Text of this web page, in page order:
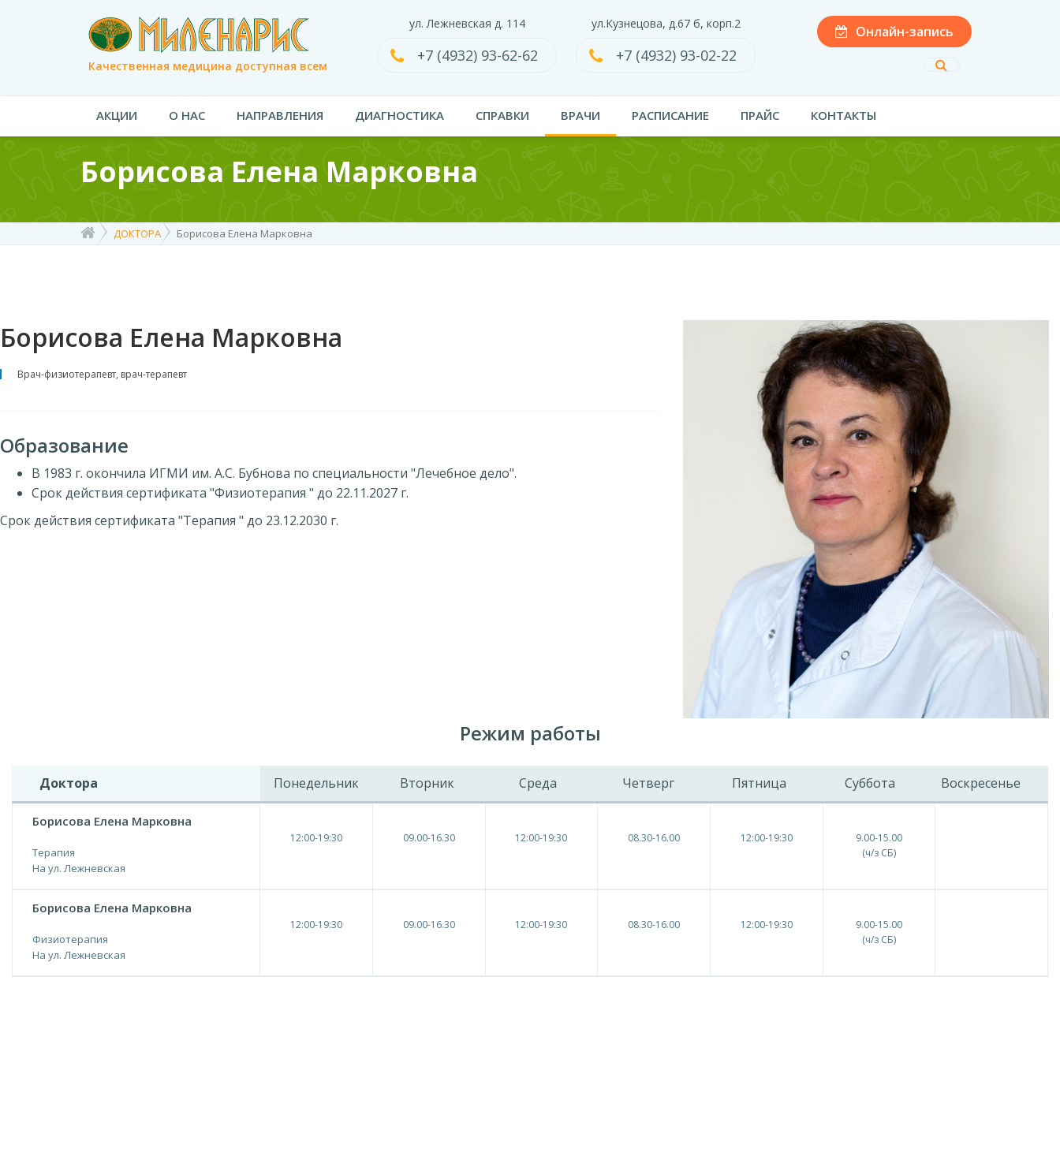
Качественная медицина доступная всем
ул. Лежневская д. 114
+7 (4932) 93-62-62
ул.Кузнецова, д.67 б, корп.2
+7 (4932) 93-02-22
Онлайн-запись
АКЦИИ О НАС НАПРАВЛЕНИЯ ДИАГНОСТИКА СПРАВКИ ВРАЧИ РАСПИСАНИЕ ПРАЙС КОНТАКТЫ
Борисова Елена Марковна
ДОКТОРА Борисова Елена Марковна
Борисова Елена Марковна
Врач-физиотерапевт, врач-терапевт
Образование
В 1983 г. окончила ИГМИ им. А.С. Бубнова по специальности "Лечебное дело".
Срок действия сертификата "Физиотерапия " до 22.11.2027 г.
Срок действия сертификата "Терапия " до 23.12.2030 г.
Режим работы
Доктора Понедельник Вторник Среда Четверг Пятница Суббота Воскресенье
Борисова Елена Марковна
Терапия
На ул. Лежневская
12:00-19:30 09.00-16.30 12:00-19:30 08.30-16.00 12:00-19:30
9.00-15.00
(ч/з СБ)
Борисова Елена Марковна
Физиотерапия
На ул. Лежневская
12:00-19:30 09.00-16.30 12:00-19:30 08.30-16.00 12:00-19:30
9.00-15.00
(ч/з СБ)